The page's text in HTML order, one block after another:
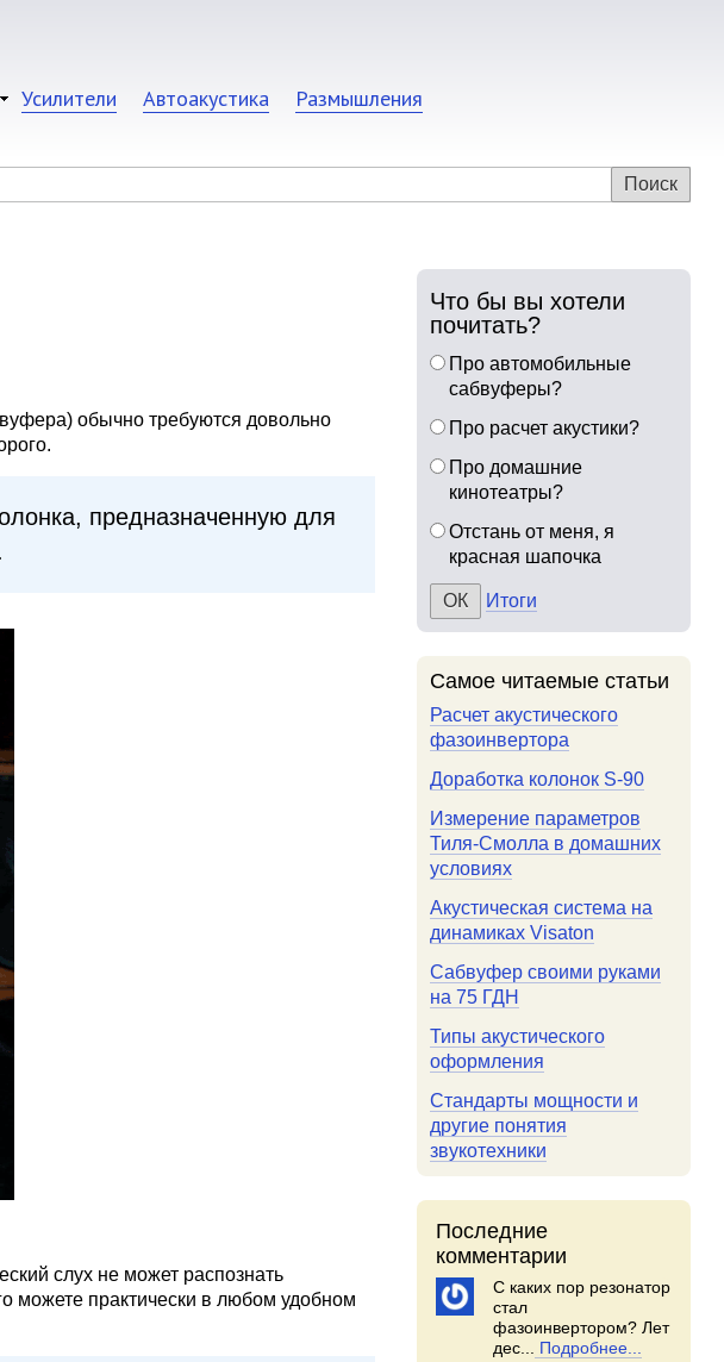
Усилители Автоакустика
Размышления
обычно требуются довольно
предназначенную для
слух не может распознать
можете практически в любом удобном
Что бы вы хотели
почитать?
Про автомобильные
сабвуферы?
Про расчет акустики?
Про домашние
кинотеатры?
Отстань от меня, я
красная шапочка
Итоги
Самое читаемые статьи
Расчет акустического
фазоинвертора
Доработка колонок S-90
Измерение параметров
Тиля-Смолла в домашних
условиях
Акустическая система на
динамиках Visaton
Сабвуфер своими руками
на 75 ГДН
Типы акустического
оформления
Стандарты мощности и
другие понятия
звукотехники
Последние
комментарии
С каких пор резонатор
стал
фазоинвертором? Лет
дес...
Подробнее...